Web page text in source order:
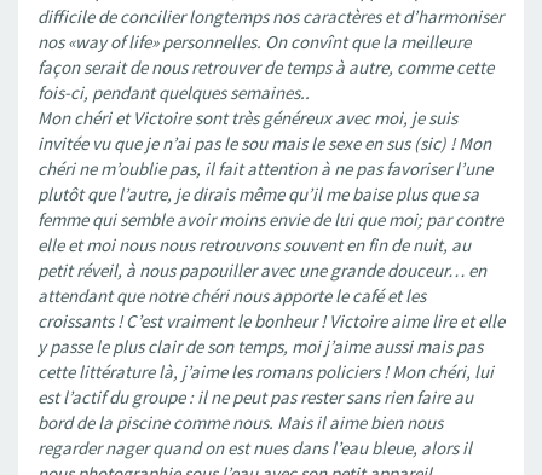
difficile de concilier longtemps nos caractères et d’harmoniser
nos «way of life» personnelles. On convînt que la meilleure
façon serait de nous retrouver de temps à autre, comme cette
fois-ci, pendant quelques semaines..
Mon chéri et Victoire sont très généreux avec moi, je suis
invitée vu que je n’ai pas le sou mais le sexe en sus (sic) ! Mon
chéri ne m’oublie pas, il fait attention à ne pas favoriser l’une
plutôt que l’autre, je dirais même qu’il me baise plus que sa
femme qui semble avoir moins envie de lui que moi; par contre
elle et moi nous nous retrouvons souvent en fin de nuit, au
petit réveil, à nous papouiller avec une grande douceur… en
attendant que notre chéri nous apporte le café et les
croissants ! C’est vraiment le bonheur ! Victoire aime lire et elle
y passe le plus clair de son temps, moi j’aime aussi mais pas
cette littérature là, j’aime les romans policiers ! Mon chéri, lui
est l’actif du groupe : il ne peut pas rester sans rien faire au
bord de la piscine comme nous. Mais il aime bien nous
regarder nager quand on est nues dans l’eau bleue, alors il